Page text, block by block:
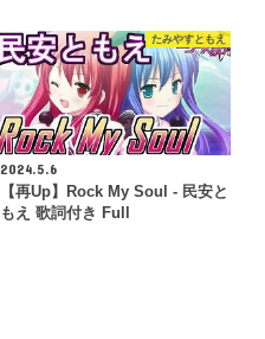
たみやすともえ
2024.5.6
【再Up】Rock My Soul - 民安と
もえ 歌詞付き Full